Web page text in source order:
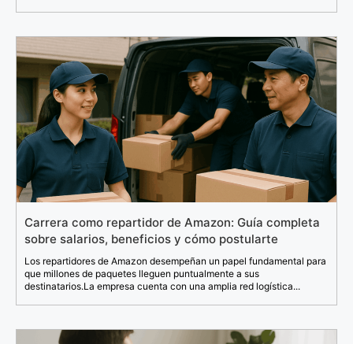
Carrera como repartidor de Amazon: Guía completa
sobre salarios, beneficios y cómo postularte
Los repartidores de Amazon desempeñan un papel fundamental para
que millones de paquetes lleguen puntualmente a sus
destinatarios.La empresa cuenta con una amplia red logística...